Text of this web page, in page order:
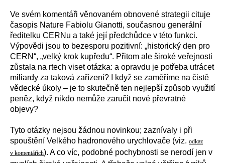
Ve svém komentáři věnovaném obnovené strategii cituje
časopis Nature Fabiolu Gianotti, současnou generální
ředitelku CERNu a také její předchůdce v této funkci.
Výpovědi jsou to bezesporu pozitivní: „historický den pro
CERN“, „velký krok kupředu“. Přitom ale široké veřejnosti
zůstala na rtech viset otázka: a opravdu je potřeba utrácet
miliardy za taková zařízení? I když se zaměříme na čistě
vědecké úkoly – je to skutečně ten nejlepší způsob využití
peněz, když nikdo nemůže zaručit nové převratné
objevy?
Tyto otázky nejsou žádnou novinkou; zaznívaly i při
spouštění Velkého hadronového urychlovače (viz. odkaz
v komentářích). A co víc, podobné pochybnosti se nerodí jen v